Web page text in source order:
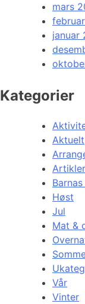
mars
januar
Kategorier
Aktuelt
Artikler
Høst
Jul
Mat &
Vår
Vinter